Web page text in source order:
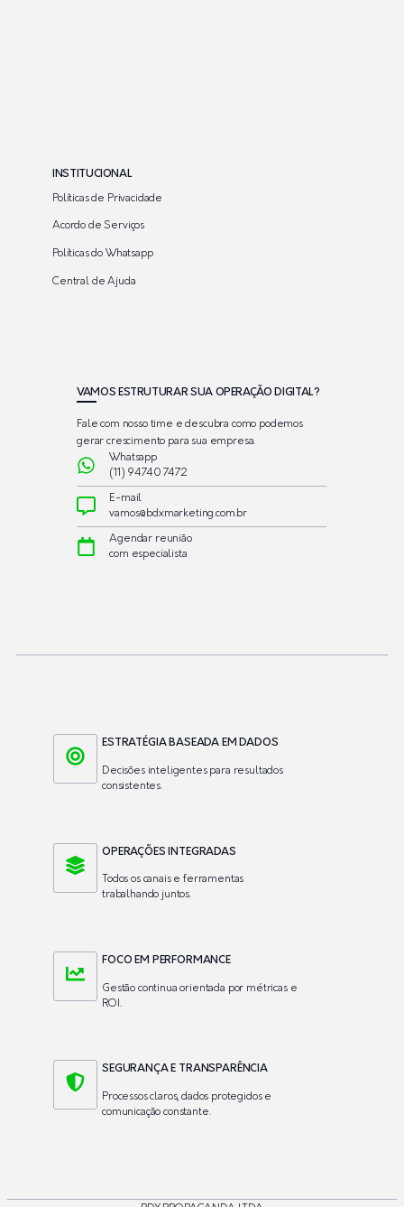
INSTITUCIONAL
Políticas de Privacidade
Acordo de Serviços
Políticas do Whatsapp
Central de Ajuda
VAMOS ESTRUTURAR SUA OPERAÇÃO DIGITAL?
Fale com nosso time e descubra como podemos
gerar crescimento para sua empresa.
Whatsapp
(11) 94740 7472
E-mail
vamos@bdxmarketing.com.br
Agendar reunião
com especialista
ESTRATÉGIA BASEADA EM DADOS
Decisões inteligentes para resultados
consistentes.
OPERAÇÕES INTEGRADAS
Todos os canais e ferramentas
trabalhando juntos.
FOCO EM PERFORMANCE
Gestão continua orientada por métricas e
ROI.
SEGURANÇA E TRANSPARÊNCIA
Processos claros, dados protegidos e
comunicação constante.